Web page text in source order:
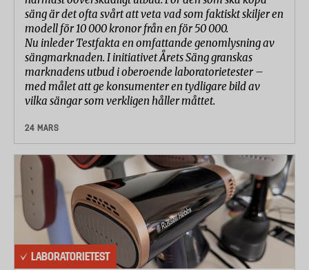
säng är det ofta svårt att veta vad som faktiskt skiljer en
modell för 10 000 kronor från en för 50 000.
Nu inleder Testfakta en omfattande genomlysning av
sängmarknaden. I initiativet Årets Säng granskas
marknadens utbud i oberoende laboratorietester –
med målet att ge konsumenter en tydligare bild av
vilka sängar som verkligen håller måttet.
24 MARS
LABORATORIETEST